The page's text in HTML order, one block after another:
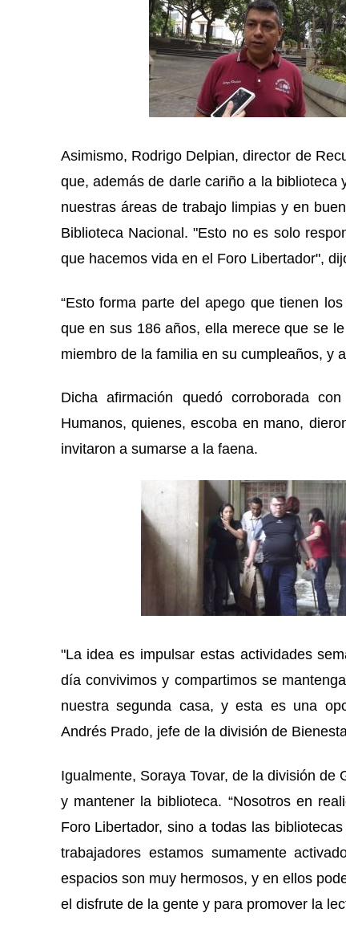
Asimismo, Rodrigo Delpian, director de
que, además de darle cariño a la
nuestras áreas de trabajo limpias y en
Biblioteca Nacional. "Esto no es solo
que hacemos vida en el Foro Libertador",
“Esto forma parte del apego que tienen
que en sus 186 años, ella merece que se
miembro de la familia en su cumpleaños, y
Dicha afirmación quedó corroborada
Humanos, quienes, escoba en mano,
invitaron a sumarse a la faena.
"La idea es impulsar estas actividades
día convivimos y compartimos se
nuestra segunda casa, y esta es una
Andrés Prado, jefe de la división de
Igualmente, Soraya Tovar, de la división
y mantener la biblioteca. “Nosotros en
Foro Libertador, sino a todas las
trabajadores estamos sumamente
espacios son muy hermosos, y en ellos
el disfrute de la gente y para promover la